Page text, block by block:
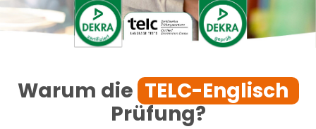
Warum die TELC-Englisch
Prüfung?